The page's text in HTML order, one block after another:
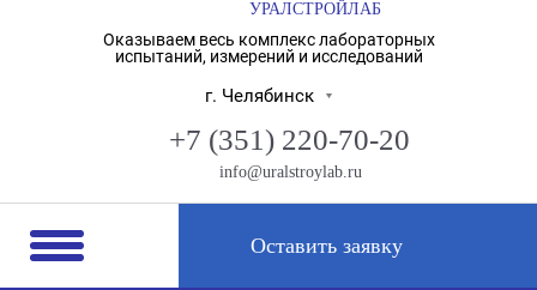
УРАЛСТРОЙЛАБ
Оказываем весь комплекс лабораторных
испытаний, измерений и исследований
г. Челябинск
+7 (351) 220-70-20
info@uralstroylab.ru
Оставить заявку